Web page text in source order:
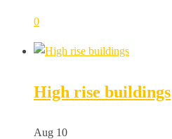
0
High rise buildings
Aug 10